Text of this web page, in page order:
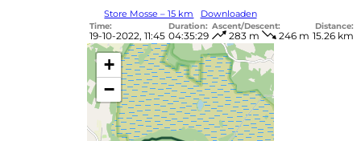
Store Mosse – 15 km
Downloaden
Time:
19-10-2022, 11:45
Duration:
04:35:29
Ascent/Descent:
283 m 246 m
Distance:
15.26 km
+
−